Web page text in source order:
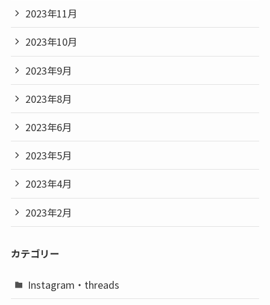
2023年11月
2023年10月
2023年9月
2023年8月
2023年6月
2023年5月
2023年4月
2023年2月
カテゴリー
Instagram・threads